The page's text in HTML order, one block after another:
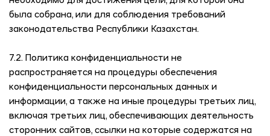
была собрана, или для соблюдения требований
законодательства Республики Казахстан.
7.2. Политика конфиденциальности не
распространяется на процедуры обеспечения
конфиденциальности персональных данных и
информации, а также на иные процедуры третьих лиц,
включая третьих лиц, обеспечивающих деятельность
сторонних сайтов, ссылки на которые содержатся на